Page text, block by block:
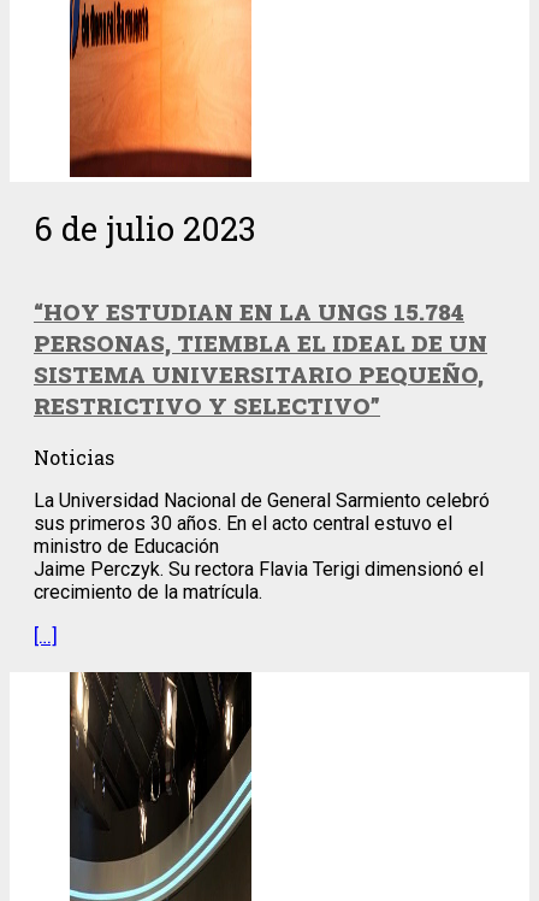
6 de julio 2023
“HOY ESTUDIAN EN LA UNGS 15.784
PERSONAS, TIEMBLA EL IDEAL DE UN
SISTEMA UNIVERSITARIO PEQUEÑO,
RESTRICTIVO Y SELECTIVO”
Noticias
La Universidad Nacional de General Sarmiento celebró
sus primeros 30 años. En el acto central estuvo el
ministro de Educación
Jaime Perczyk. Su rectora Flavia Terigi dimensionó el
crecimiento de la matrícula.
[…]